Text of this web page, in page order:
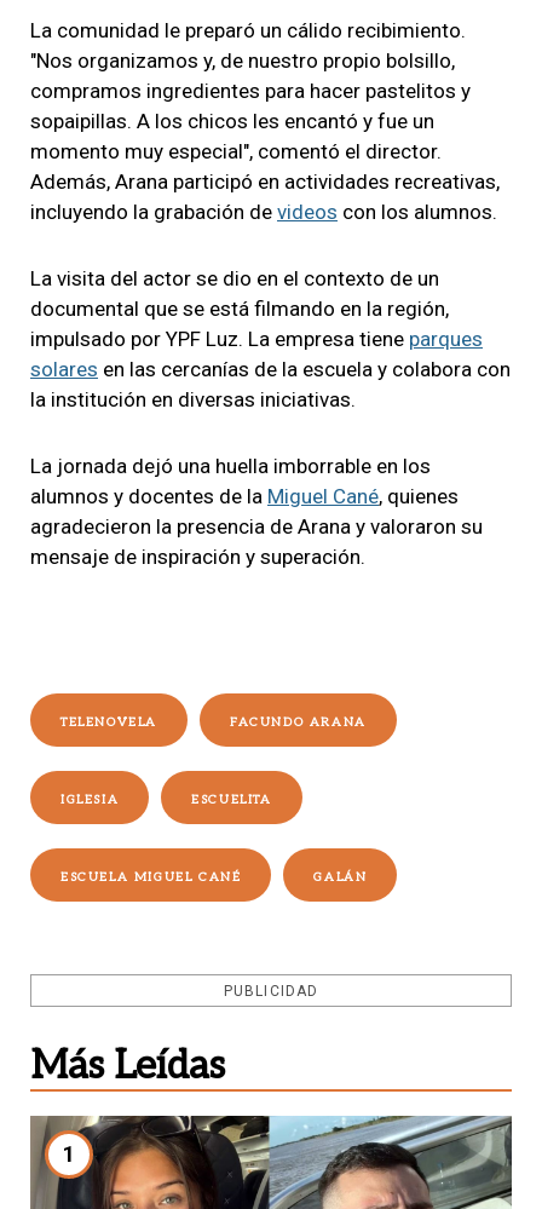
La comunidad le preparó un cálido recibimiento.
"Nos organizamos y, de nuestro propio bolsillo,
compramos ingredientes para hacer pastelitos y
sopaipillas. A los chicos les encantó y fue un
momento muy especial", comentó el director.
Además, Arana participó en actividades recreativas,
incluyendo la grabación de videos con los alumnos.
La visita del actor se dio en el contexto de un
documental que se está filmando en la región,
impulsado por YPF Luz. La empresa tiene parques
solares en las cercanías de la escuela y colabora con
la institución en diversas iniciativas.
La jornada dejó una huella imborrable en los
alumnos y docentes de la Miguel Cané, quienes
agradecieron la presencia de Arana y valoraron su
mensaje de inspiración y superación.
TELENOVELA FACUNDO ARANA
IGLESIA ESCUELITA
ESCUELA MIGUEL CANÉ GALÁN
PUBLICIDAD
Más Leídas
1